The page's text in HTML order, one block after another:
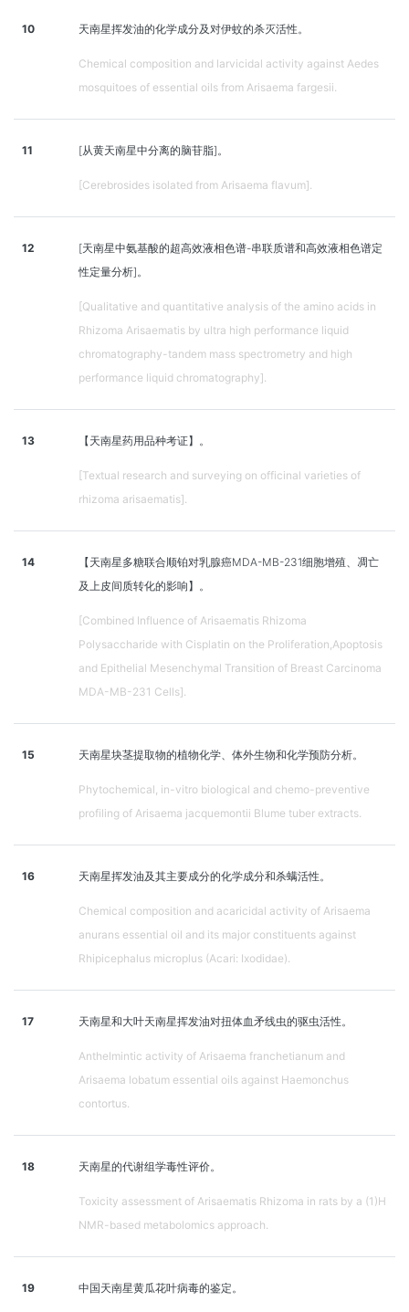
10 天南星挥发油的化学成分及对伊蚊的杀灭活性。
Chemical composition and larvicidal activity against Aedes
mosquitoes of essential oils from Arisaema fargesii.
11 [从黄天南星中分离的脑苷脂]。
[Cerebrosides isolated from Arisaema flavum].
12
[天南星中氨基酸的超高效液相色谱-串联质谱和高效液相色谱定
性定量分析]。
[Qualitative and quantitative analysis of the amino acids in
Rhizoma Arisaematis by ultra high performance liquid
chromatography-tandem mass spectrometry and high
performance liquid chromatography].
13 【天南星药用品种考证】。
[Textual research and surveying on officinal varieties of
rhizoma arisaematis].
14
【天南星多糖联合顺铂对乳腺癌MDA-MB-231细胞增殖、凋亡
及上皮间质转化的影响】。
[Combined Influence of Arisaematis Rhizoma
Polysaccharide with Cisplatin on the Proliferation,Apoptosis
and Epithelial Mesenchymal Transition of Breast Carcinoma
MDA-MB-231 Cells].
15 天南星块茎提取物的植物化学、体外生物和化学预防分析。
Phytochemical, in-vitro biological and chemo-preventive
profiling of Arisaema jacquemontii Blume tuber extracts.
16 天南星挥发油及其主要成分的化学成分和杀螨活性。
Chemical composition and acaricidal activity of Arisaema
anurans essential oil and its major constituents against
Rhipicephalus microplus (Acari: Ixodidae).
17 天南星和大叶天南星挥发油对扭体血矛线虫的驱虫活性。
Anthelmintic activity of Arisaema franchetianum and
Arisaema lobatum essential oils against Haemonchus
contortus.
18 天南星的代谢组学毒性评价。
Toxicity assessment of Arisaematis Rhizoma in rats by a (1)H
NMR-based metabolomics approach.
19 中国天南星黄瓜花叶病毒的鉴定。